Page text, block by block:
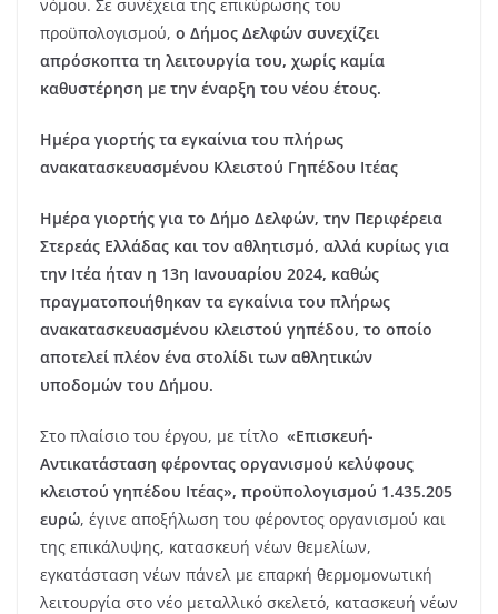
νόμου. Σε συνέχεια της επικύρωσης του
προϋπολογισμού, ο Δήμος Δελφών συνεχίζει
απρόσκοπτα τη λειτουργία του, χωρίς καμία
καθυστέρηση με την έναρξη του νέου έτους.
Ημέρα γιορτής τα εγκαίνια του πλήρως
ανακατασκευασμένου Κλειστού Γηπέδου Ιτέας
Ημέρα γιορτής για το Δήμο Δελφών, την Περιφέρεια
Στερεάς Ελλάδας και τον αθλητισμό, αλλά κυρίως για
την Ιτέα ήταν η 13η Ιανουαρίου 2024, καθώς
πραγματοποιήθηκαν τα εγκαίνια του πλήρως
ανακατασκευασμένου κλειστού γηπέδου, το οποίο
αποτελεί πλέον ένα στολίδι των αθλητικών
υποδομών του Δήμου.
Στο πλαίσιο του έργου, με τίτλο «Επισκευή-
Αντικατάσταση φέροντας οργανισμού κελύφους
κλειστού γηπέδου Ιτέας», προϋπολογισμού 1.435.205
ευρώ, έγινε αποξήλωση του φέροντος οργανισμού και
της επικάλυψης, κατασκευή νέων θεμελίων,
εγκατάσταση νέων πάνελ με επαρκή θερμομονωτική
λειτουργία στο νέο μεταλλικό σκελετό, κατασκευή νέων